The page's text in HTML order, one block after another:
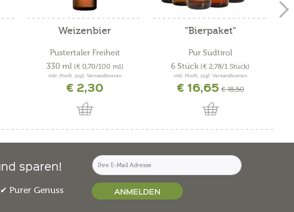
Weizenbier
Pustertaler Freiheit
330 ml (€ 0,70/100 ml)
inkl. MwSt. zzgl. Versandkosten
€ 2,30
"Bierpaket"
Pur Südtirol
6 Stück (€ 2,78/1 Stück)
inkl. MwSt. zzgl. Versandkosten
€ 16,65 € 18,50
sparen!
Purer Genuss ANMELDEN